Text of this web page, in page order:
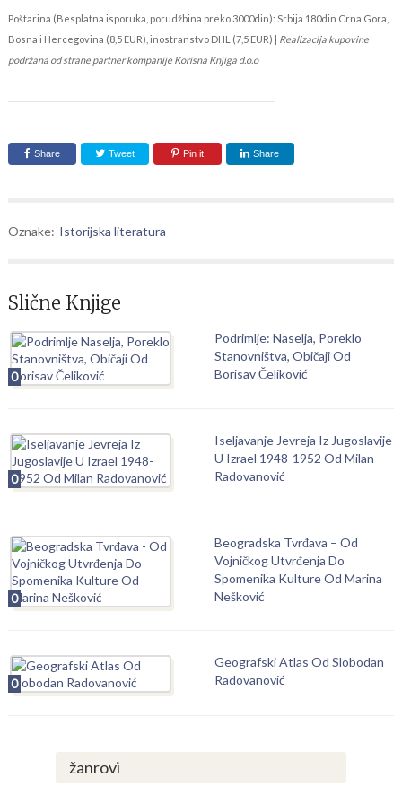
Poštarina (Besplatna isporuka, porudžbina preko 3000din): Srbija 180din Crna Gora,
Bosna i Hercegovina (8,5 EUR), inostranstvo DHL (7,5 EUR) | Realizacija kupovine
podržana od strane partner kompanije Korisna Knjiga d.o.o
Share Tweet Pin it Share
Oznake: Istorijska literatura
Slične Knjige
0
Podrimlje: Naselja, Poreklo
Stanovništva, Običaji Od
Borisav Čeliković
0
Iseljavanje Jevreja Iz Jugoslavije
U Izrael 1948-1952 Od Milan
Radovanović
0
Beogradska Tvrđava – Od
Vojničkog Utvrđenja Do
Spomenika Kulture Od Marina
Nešković
0
Geografski Atlas Od Slobodan
Radovanović
žanrovi